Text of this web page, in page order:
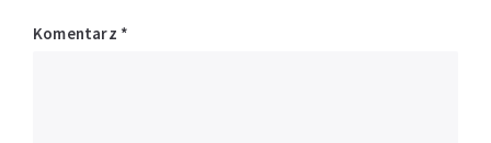
Komentarz *